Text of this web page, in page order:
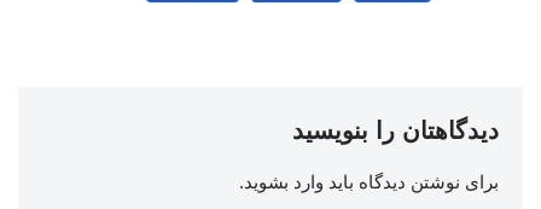
دیدگاهتان را بنویسید
برای نوشتن دیدگاه باید وارد بشوید.